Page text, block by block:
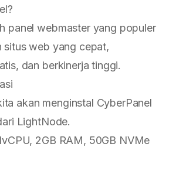
panel webmaster yang populer
situs web yang cepat,
dan berkinerja tinggi.
akan menginstal CyberPanel
LightNode.
2GB RAM, 50GB NVMe